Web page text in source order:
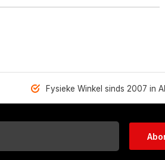
Fysieke Winkel sinds 2007 in